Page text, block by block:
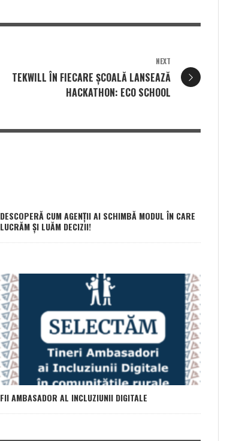
NEXT
TEKWILL ÎN FIECARE ȘCOALĂ LANSEAZĂ
HACKATHON: ECO SCHOOL
DESCOPERĂ CUM AGENȚII AI SCHIMBĂ MODUL ÎN CARE
LUCRĂM ȘI LUĂM DECIZII!
FII AMBASADOR AL INCLUZIUNII DIGITALE